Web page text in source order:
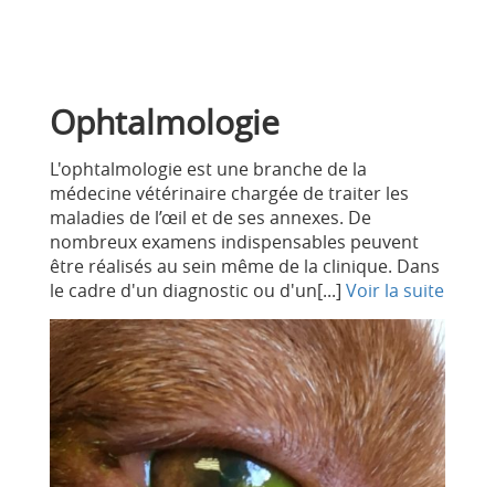
Ophtalmologie
L'ophtalmologie est une branche de la
médecine vétérinaire chargée de traiter les
maladies de l’œil et de ses annexes. De
nombreux examens indispensables peuvent
être réalisés au sein même de la clinique. Dans
le cadre d'un diagnostic ou d'un[...] Voir la suite